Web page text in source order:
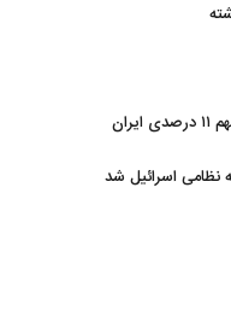
عراقچی: توافق با عمان نزدیک است/ تکذیب سهم ۱۱ درصدی ایران